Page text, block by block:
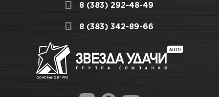
СКЛАДСКОЙ КОМПЛЕКС
Достаточно
Новосибирск, Петухова, 27/3
получение товара максимально комфортными,
поэтому подготовили для Вас самую
Как купить товар?
Гарантия на товар
Магазины для получения товара
8 (383) 292-48-49
8 (383) 342-89-66